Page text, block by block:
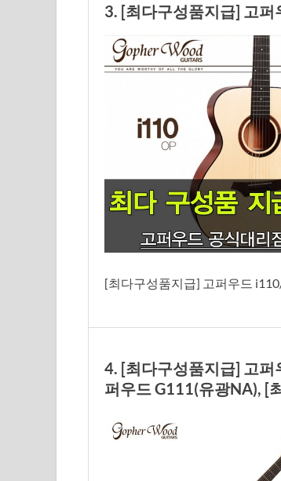
3. [최다구성품지급] 고
[최다구성품지급] 고퍼우드
4. [최다구성품지급] 고퍼
퍼우드 G111(유광NA), [